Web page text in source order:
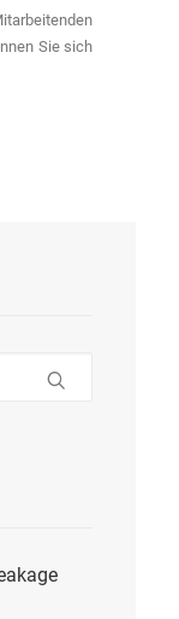
Sie sich